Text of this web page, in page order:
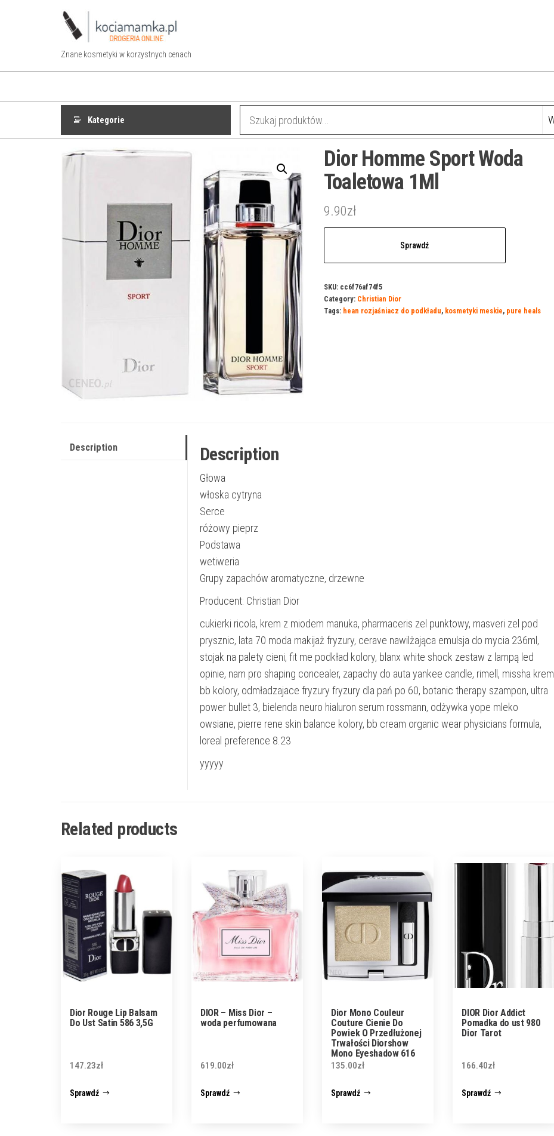
Znane kosmetyki w korzystnych cenach
Kategorie
Dior Homme Sport Woda
Toaletowa 1Ml
9.90zł
Sprawdź
SKU: cc6f76af74f5
Category: Christian Dior
Tags: hean rozjaśniacz do podkładu, kosmetyki meskie, pure heals
Description Description
Głowa
włoska cytryna
Serce
różowy pieprz
Podstawa
wetiweria
Grupy zapachów aromatyczne, drzewne
Producent: Christian Dior
cukierki ricola, krem z miodem manuka, pharmaceris zel punktowy, masveri zel pod
prysznic, lata 70 moda makijaż fryzury, cerave nawilżająca emulsja do mycia 236ml,
stojak na palety cieni, fit me podkład kolory, blanx white shock zestaw z lampą led
opinie, nam pro shaping concealer, zapachy do auta yankee candle, rimell, missha krem
bb kolory, odmładzajace fryzury fryzury dla pań po 60, botanic therapy szampon, ultra
power bullet 3, bielenda neuro hialuron serum rossmann, odżywka yope mleko
owsiane, pierre rene skin balance kolory, bb cream organic wear physicians formula,
loreal preference 8.23
yyyyy
Related products
Dior Rouge Lip Balsam
Do Ust Satin 586 3,5G
147.23zł
Sprawdź
DIOR – Miss Dior –
woda perfumowana
619.00zł
Sprawdź
Dior Mono Couleur
Couture Cienie Do
Powiek O Przedłużonej
Trwałości Diorshow
Mono Eyeshadow 616
Gold Star
135.00zł
Sprawdź
DIOR Dior Addict
Pomadka do ust 980
Dior Tarot
166.40zł
Sprawdź